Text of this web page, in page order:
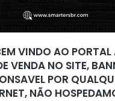
VINDO AO
VENDA NO SITE,
POR
NÃO